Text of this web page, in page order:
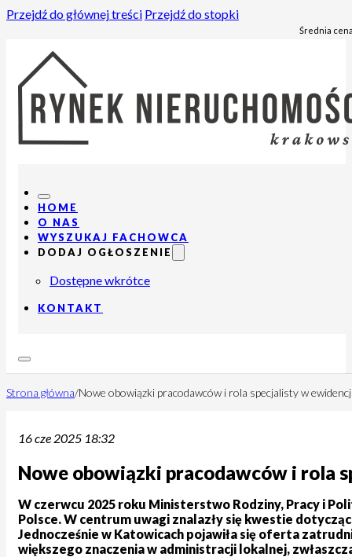
Przejdź do głównej treści Przejdź do stopki
Średnia
HOME
O NAS
WYSZUKAJ FACHOWCA
DODAJ OGŁOSZENIE
Dostępne wkrótce
KONTAKT
Strona główna/Nowe obowiązki pracodawców i rola specjalisty w
16 cze 2025 18:32
Nowe obowiązki pracodawców i rola
W czerwcu 2025 roku Ministerstwo Rodziny, Pracy i
Polsce. W centrum uwagi znalazły się kwestie
Jednocześnie w Katowicach pojawiła się oferta
większego znaczenia w administracji lokalnej,